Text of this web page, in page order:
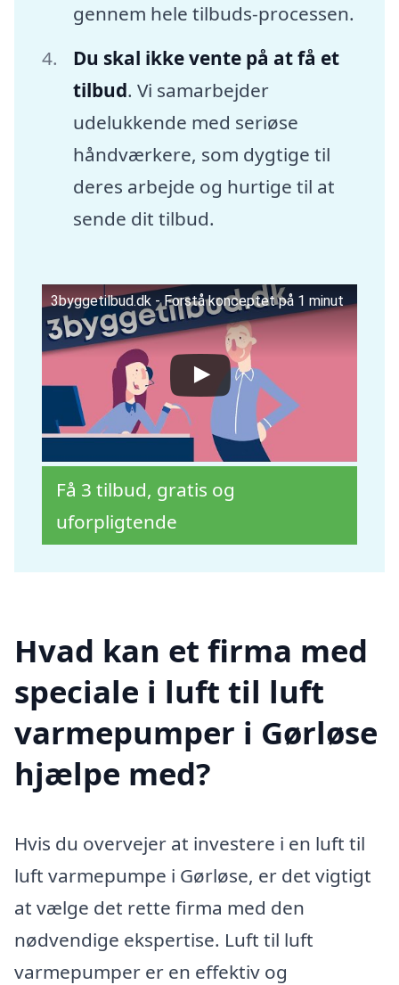
gennem hele tilbuds-processen.
Du skal ikke vente på at få et
tilbud. Vi samarbejder
udelukkende med seriøse
håndværkere, som dygtige til
deres arbejde og hurtige til at
sende dit tilbud.
3byggetilbud.dk - Forstå konceptet på 1 minut
Få 3 tilbud, gratis og
uforpligtende
Hvad kan et firma med
speciale i luft til luft
varmepumper i Gørløse
hjælpe med?
Hvis du overvejer at investere i en luft til
luft varmepumpe i Gørløse, er det vigtigt
at vælge det rette firma med den
nødvendige ekspertise. Luft til luft
varmepumper er en effektiv og